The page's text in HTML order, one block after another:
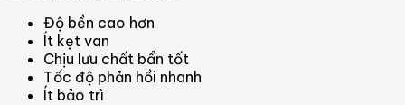
Độ bền cao hơn
Ít kẹt van
Chịu lưu chất bẩn tốt
Tốc độ phản hồi nhanh
Ít bảo trì